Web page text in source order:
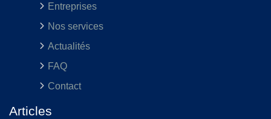
Entreprises
Nos services
Actualités
FAQ
Contact
Articles